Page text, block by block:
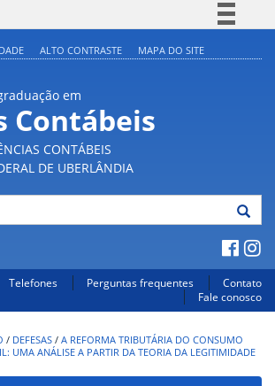
Acesso à informação
ALTO CONTRASTE MAPA DO SITE
em
Contábeis
CONTÁBEIS
DE UBERLÂNDIA
Telefones Perguntas frequentes
Contato
Fale conosco
/ DEFESAS / A REFORMA TRIBUTÁRIA DO CONSUMO
UMA ANÁLISE A PARTIR DA TEORIA DA LEGITIMIDADE